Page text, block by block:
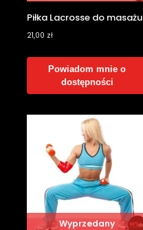
Piłka Lacrosse do masażu
21,00 zł
Powiadom mnie o
dostępności
Wyprzedany